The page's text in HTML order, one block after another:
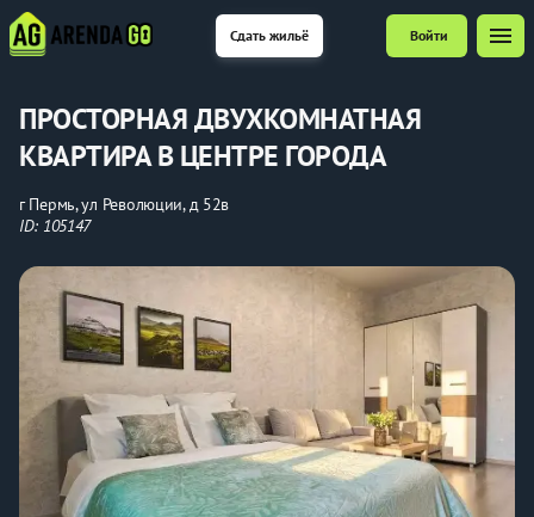
Сдать жильё Войти menu
ПРОСТОРНАЯ ДВУХКОМНАТНАЯ
КВАРТИРА В ЦЕНТРЕ ГОРОДА
г Пермь, ул Революции, д 52в
ID: 105147